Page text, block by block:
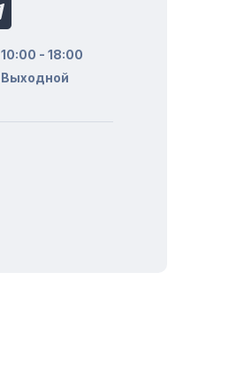
10:00 - 18:00
Выходной